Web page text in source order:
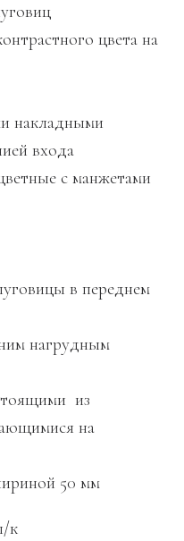
цвета на
накладными
входа
с манжетами
в переднем
нагрудным
из
на
50 мм
к